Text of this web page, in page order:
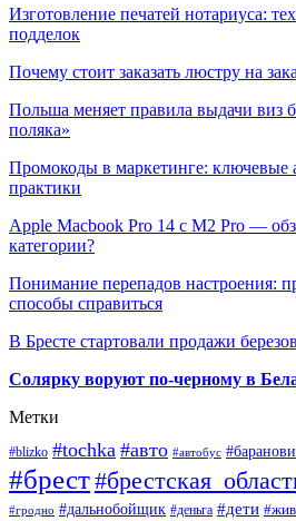
Изготовление печатей нотариуса:
подделок
Почему стоит заказать люстру на
Польша меняет правила выдачи виз
поляка»
Промокоды в маркетинге: ключевые
практики
Apple Macbook Pro 14 с M2 Pro —
категории?
Понимание перепадов настроения:
способы справиться
В Бресте стартовали продажи
Солярку воруют по-черному в
Метки
#blizko #tochka #авто #автобус
#брест
#гродно #дальнобойщик #деньга #дети